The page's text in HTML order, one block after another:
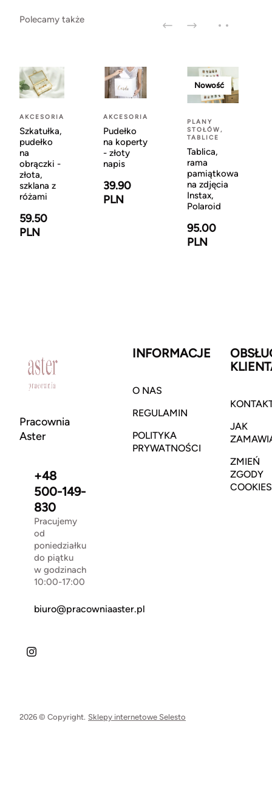
Polecamy także
AKCESORIA
Szkatułka,
pudełko
na
obrączki -
złota,
szklana z
różami
59.50
PLN
AKCESORIA
Pudełko
na koperty
- złoty
napis
39.90
PLN
Nowość
PLANY
STOŁÓW,
TABLICE
Tablica,
rama
pamiątkowa
na zdjęcia
Instax,
Polaroid
95.00
PLN
Pracownia
Aster
+48
500-149-
830
Pracujemy
od
poniedziałku
do piątku
w godzinach
10:00-17:00
biuro@pracowniaaster.pl
INFORMACJE
O NAS
REGULAMIN
POLITYKA
PRYWATNOŚCI
JAK
ZMIEŃ
ZGODY
COOKIES
2026 © Copyright. Sklepy internetowe Selesto